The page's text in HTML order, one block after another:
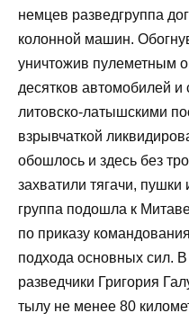
немцев разведгруппа
колонной машин.
уничтожив пулеметным
десятков автомобилей
литовско-латышскими
взрывчаткой
обошлось и здесь без
захватили тягачи,
группа подошла к
по приказу
подхода основных сил.
разведчики Григория
тылу не менее 80